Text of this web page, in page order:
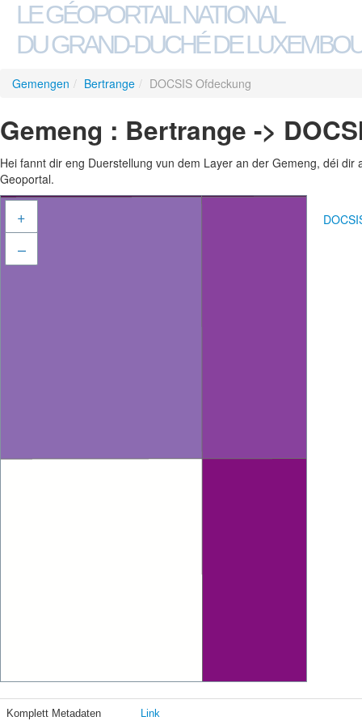
LE GÉOPORTAIL NATIONAL
DU GRAND-DUCHÉ DE
Gemengen / Bertrange / DOCSIS Ofdeckung
Gemeng : Bertrange ->
Hei fannt dir eng Duerstellung vun dem Layer an der Gemeng, déi
Geoportal.
+
–
Komplett Metadaten Link